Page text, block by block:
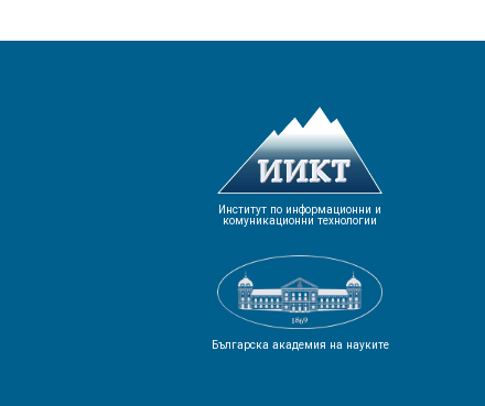
Институт по информационни и
комуникационни технологии
Българска академия на науките